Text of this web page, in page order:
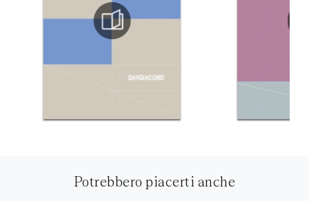
Potrebbero piacerti anche